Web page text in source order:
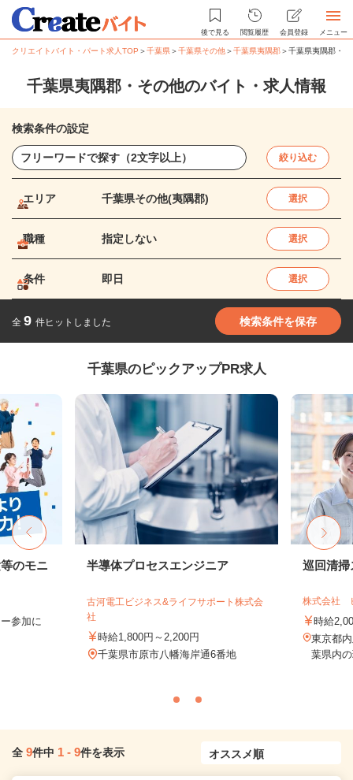
後で見る 閲覧履歴 会員登録 メニュー
クリエイトバイト・パート求人TOP ＞千葉県＞千葉県その他＞千葉県夷隅郡＞千葉県夷隅郡・
千葉県夷隅郡・その他のバイト・求人情報
検索条件の設定
絞り込む
エリア 千葉県その他(夷隅郡) 選択
職種 指定しない 選択
条件 即日 選択
全 9 件ヒットしました 検索条件を保存
千葉県のピックアップPR求人
のモニ
参加に
半導体プロセスエンジニア
古河電工ビジネス&ライフサポート株式会
社
時給1,800円～2,200円
千葉県市原市八幡海岸通6番地
巡回清掃
株式会社
時給
東京都
葉県内
全 9件中 1 - 9件を表示